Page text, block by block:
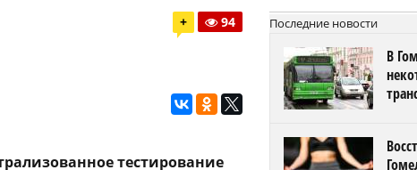
+ 94
тестирование
Последние новости
В